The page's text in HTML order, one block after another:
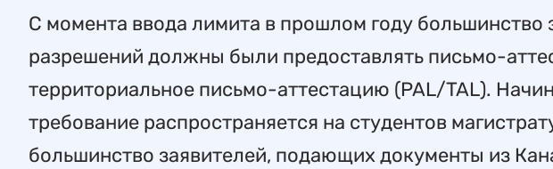
С момента ввода лимита в прошлом году большинство
разрешений должны были предоставлять письмо-
территориальное письмо-аттестацию (PAL/TAL).
требование распространяется на студентов
большинство заявителей, подающих документы из